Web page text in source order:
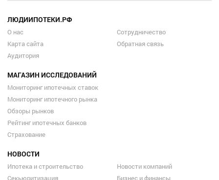
ЛЮДИИПОТЕКИ.РФ
О нас
Карта сайта
Аудитория
Сотрудничество
Обратная связь
МАГАЗИН ИССЛЕДОВАНИЙ
Мониторинг ипотечных ставок
Мониторинг ипотечного рынка
Обзоры рынков
Рейтинг ипотечных банков
Страхование
НОВОСТИ
Ипотека и строительство
Новости компаний